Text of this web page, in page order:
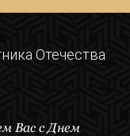
Отечества
Вас с Днем